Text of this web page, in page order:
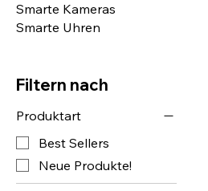
Smarte Kameras
Smarte Uhren
Filtern nach
Produktart
Best Sellers
Neue Produkte!